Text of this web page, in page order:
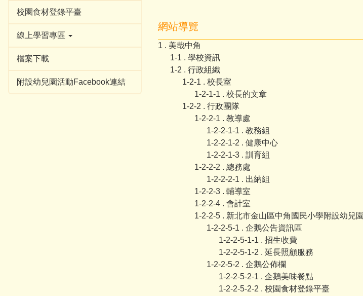
校園食材登錄平臺
線上學習專區
檔案下載
附設幼兒園活動Facebook連結
網站導覽
1 . 美哉中角
1-1 . 學校資訊
1-2 . 行政組織
1-2-1 . 校長室
1-2-1-1 . 校長的文章
1-2-2 . 行政團隊
1-2-2-1 . 教導處
1-2-2-1-1 . 教務組
1-2-2-1-2 . 健康中心
1-2-2-1-3 . 訓育組
1-2-2-2 . 總務處
1-2-2-2-1 . 出納組
1-2-2-3 . 輔導室
1-2-2-4 . 會計室
1-2-2-5 . 新北市金山區中角國民小學附設幼兒園
1-2-2-5-1 . 企鵝公告資訊區
1-2-2-5-1-1 . 招生收費
1-2-2-5-1-2 . 延長照顧服務
1-2-2-5-2 . 企鵝公佈欄
1-2-2-5-2-1 . 企鵝美味餐點
1-2-2-5-2-2 . 校園食材登錄平臺